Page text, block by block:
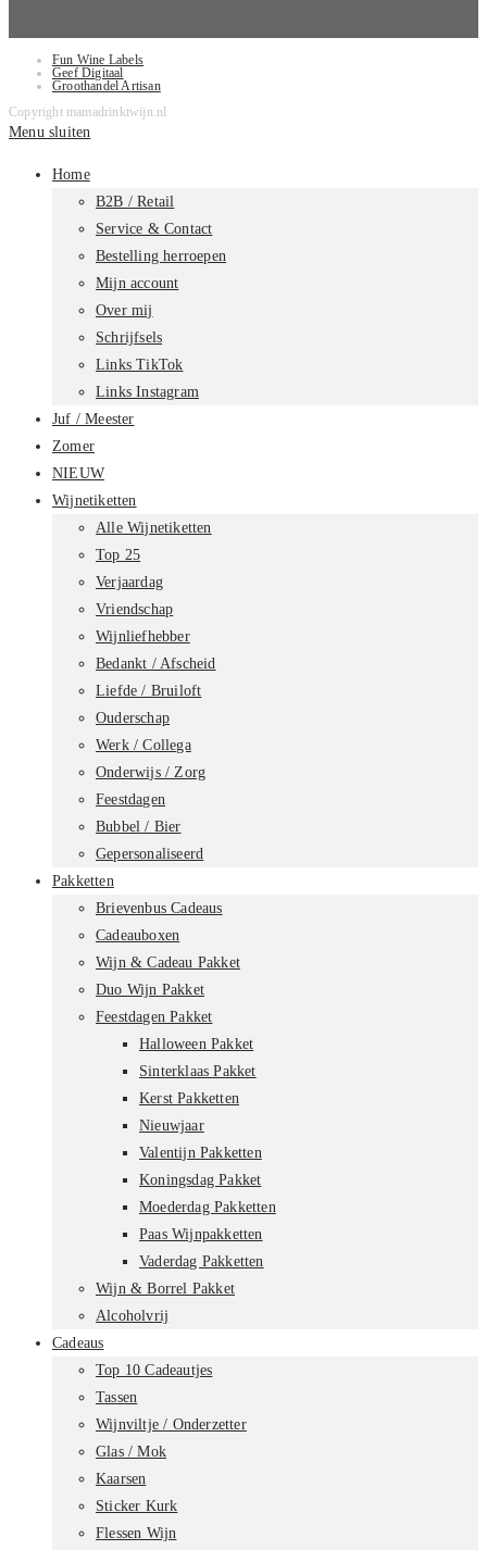
Fun Wine Labels
Geef Digitaal
Groothandel Artisan
Copyright mamadrinktwijn.nl
Menu sluiten
Home
B2B / Retail
Service & Contact
Bestelling herroepen
Mijn account
Over mij
Schrijfsels
Links TikTok
Links Instagram
Juf / Meester
Zomer
NIEUW
Wijnetiketten
Alle Wijnetiketten
Top 25
Verjaardag
Vriendschap
Wijnliefhebber
Bedankt / Afscheid
Liefde / Bruiloft
Ouderschap
Werk / Collega
Onderwijs / Zorg
Feestdagen
Bubbel / Bier
Gepersonaliseerd
Pakketten
Brievenbus Cadeaus
Cadeauboxen
Wijn & Cadeau Pakket
Duo Wijn Pakket
Feestdagen Pakket
Halloween Pakket
Sinterklaas Pakket
Kerst Pakketten
Nieuwjaar
Valentijn Pakketten
Koningsdag Pakket
Moederdag Pakketten
Paas Wijnpakketten
Vaderdag Pakketten
Wijn & Borrel Pakket
Alcoholvrij
Cadeaus
Top 10 Cadeautjes
Tassen
Wijnviltje / Onderzetter
Glas / Mok
Kaarsen
Sticker Kurk
Flessen Wijn